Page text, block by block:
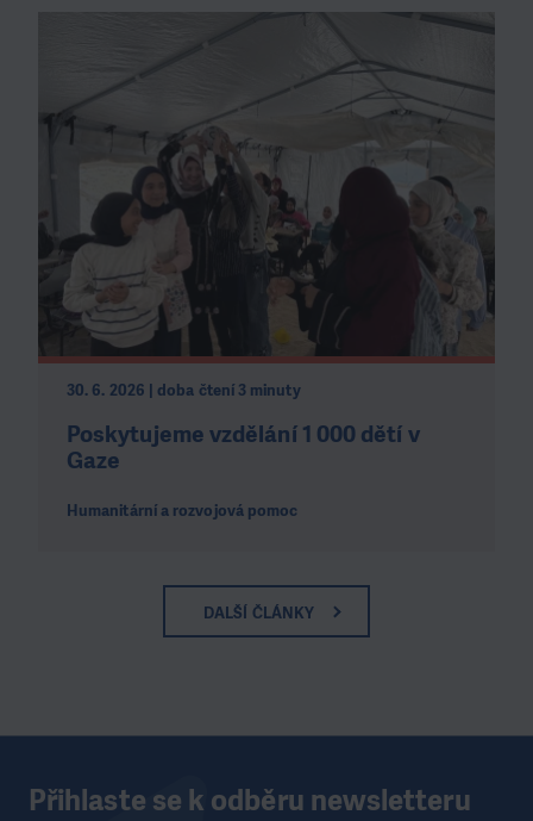
30. 6. 2026 | doba čtení 3 minuty
Poskytujeme vzdělání 1 000 dětí v
Gaze
Humanitární a rozvojová pomoc
DALŠÍ ČLÁNKY
Přihlaste se k odběru newsletteru